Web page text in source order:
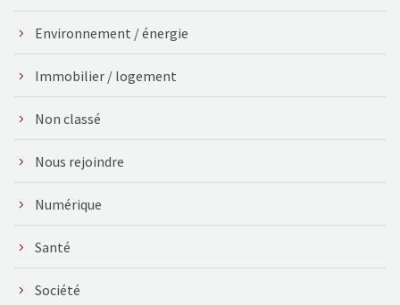
Environnement / énergie
Immobilier / logement
Non classé
Nous rejoindre
Numérique
Santé
Société